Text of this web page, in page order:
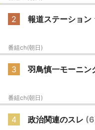
2 報道ステーショ
番組ch(朝日)
3 羽鳥慎一モーニン
番組ch(朝日)
4 政治関連のスレ